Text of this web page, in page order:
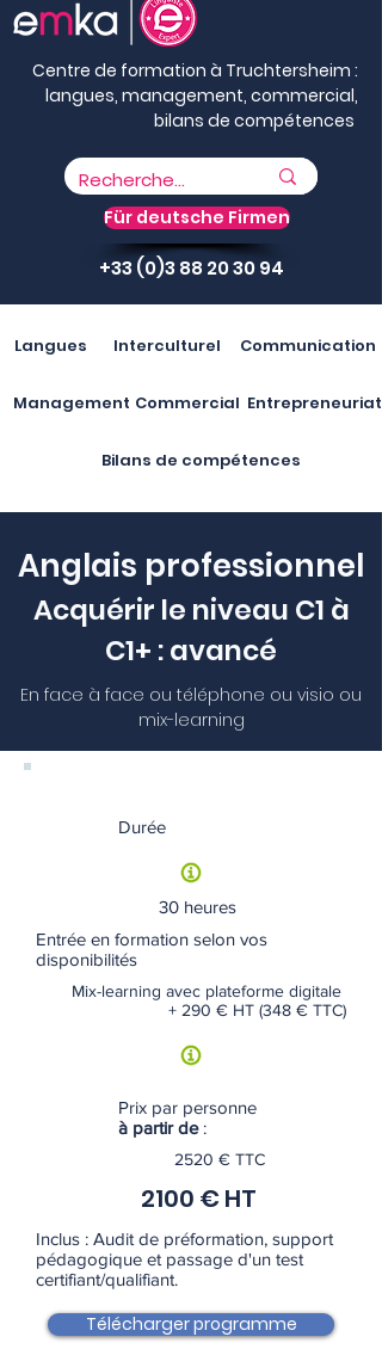
Langues Interculturel Communication
Management Commercial Entrepreneuriat
Bilans de compétences
Centre de formation à Truchtersheim :
langues, management, commercial,
bilans de compétences
Für deutsche Firmen
+33 (0)3 88 20 30 94
Anglais professionnel
Acquérir le niveau C1 à
C1+ : avancé
En face à face ou téléphone ou visio ou
mix-learning
Durée
30 heures
Entrée en formation selon vos
disponibilités
Mix-learning avec plateforme digitale
+ 290 € HT (348 € TTC)
Prix par personne
à partir de:
2520 € TTC
2100 € HT
Inclus : Audit de préformation, support
pédagogique et passage d'un test
certifiant/qualifiant.
Télécharger programme